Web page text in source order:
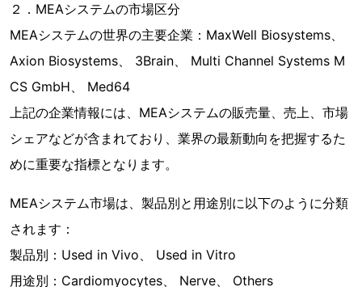
２．MEAシステムの市場区分
MEAシステムの世界の主要企業：MaxWell Biosystems、
Axion Biosystems、 3Brain、 Multi Channel Systems M
CS GmbH、 Med64
上記の企業情報には、MEAシステムの販売量、売上、市場
シェアなどが含まれており、業界の最新動向を把握するた
めに重要な指標となります。
MEAシステム市場は、製品別と用途別に以下のように分類
されます：
製品別：Used in Vivo、 Used in Vitro
用途別：Cardiomyocytes、 Nerve、 Others